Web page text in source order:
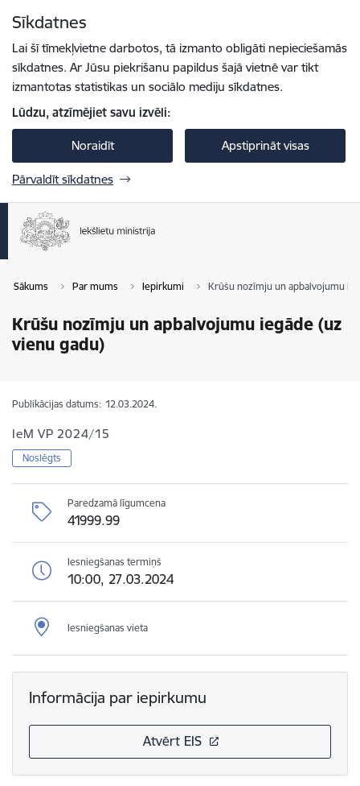
Sīkdatnes
Lai šī tīmekļvietne darbotos, tā izmanto obligāti nepieciešamās
sīkdatnes. Ar Jūsu piekrišanu papildus šajā vietnē var tikt
izmantotas statistikas un sociālo mediju sīkdatnes.
Lūdzu, atzīmējiet savu izvēli:
Noraidīt Apstiprināt visas
Pārvaldīt sīkdatnes
Sākums Par mums Iepirkumi Krūšu nozīmju un apbalvojumu
Krūšu nozīmju un apbalvojumu iegāde (uz
vienu gadu)
Publikācijas datums: 12.03.2024.
IeM VP 2024/15
Noslēgts
Paredzamā līgumcena
41999.99
Iesniegšanas termiņš
10:00, 27.03.2024
Iesniegšanas vieta
Informācija par iepirkumu
Atvērt EIS